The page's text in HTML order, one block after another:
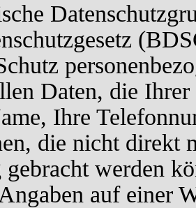
Daten, die
Ihre
die nicht direkt
gebracht werden
auf einer